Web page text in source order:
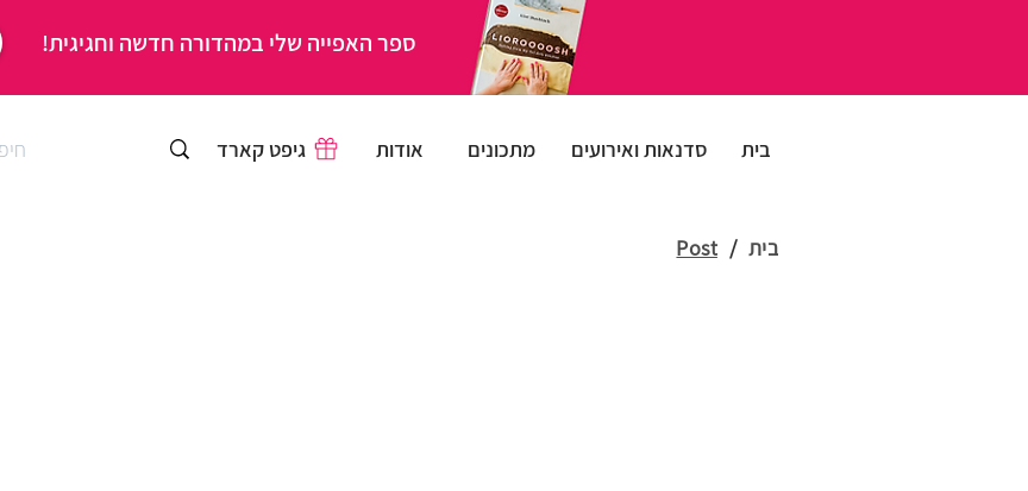
ספר האפייה שלי במהדורה חדשה וחגיגית!
גיפט קארד אודות מתכונים סדנאות ואירועים בית
בית /
Post